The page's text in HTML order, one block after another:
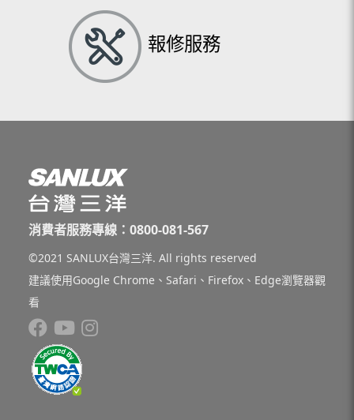
報修服務
消費者服務專線：0800-081-567
©2021 SANLUX台灣三洋. All rights reserved
建議使用Google Chrome、Safari、Firefox、Edge瀏覽器觀
看